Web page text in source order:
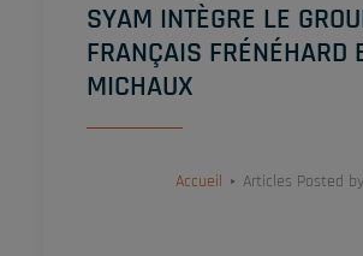
SYAM INTÈGRE LE
FRANÇAIS FRÉNÉHARD
MICHAUX
Accueil Articles Posted by